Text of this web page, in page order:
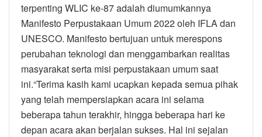
terpenting WLIC ke-87 adalah diumumkannya
Manifesto Perpustakaan Umum 2022 oleh IFLA dan
UNESCO. Manifesto bertujuan untuk merespons
perubahan teknologi dan menggambarkan realitas
masyarakat serta misi perpustakaan umum saat
ini.“Terima kasih kami ucapkan kepada semua pihak
yang telah mempersiapkan acara ini selama
beberapa tahun terakhir, hingga beberapa hari ke
depan acara akan berjalan sukses. Hal ini sejalan